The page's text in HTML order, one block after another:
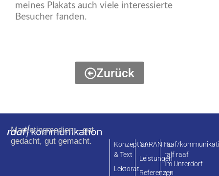
meines Plakats auch viele interessierte
Besucher fanden.
Zurück
Marketingmedien – gut
gedacht, gut gemacht.
Konzeption
& Text
Lektorat
GARANTIE
Leistungen
Referenzen
raaf/
ralf raaf
Im Unterdorf
12